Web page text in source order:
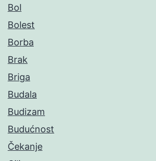
Bol
Bolest
Borba
Brak
Briga
Budala
Budizam
Budućnost
Čekanje